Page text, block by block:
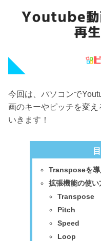
今回は、パソコンで
画のキーやピッチを変
いきます！
Transposeを導
拡張機能の使い
Transpose
Pitch
Speed
Loop